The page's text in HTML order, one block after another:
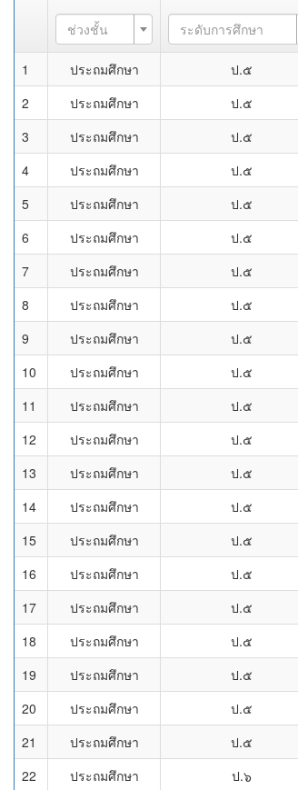
ช่วงชั้น ระดับการศึกษา
1 ประถมศึกษา ป.๕
2
ประถมศึกษา ป.๕
3
ประถมศึกษา ป.๕
4
ประถมศึกษา ป.๕
5
ประถมศึกษา ป.๕
6
ประถมศึกษา ป.๕
7
ประถมศึกษา ป.๕
8
ประถมศึกษา ป.๕
9
ประถมศึกษา ป.๕
10
ประถมศึกษา ป.๕
11
ประถมศึกษา ป.๕
12
ประถมศึกษา ป.๕
13
ประถมศึกษา ป.๕
14
ประถมศึกษา ป.๕
15
ประถมศึกษา ป.๕
16
ประถมศึกษา ป.๕
17
ประถมศึกษา ป.๕
18
ประถมศึกษา ป.๕
19
ประถมศึกษา ป.๕
20
ประถมศึกษา ป.๕
21
ประถมศึกษา ป.๕
22
ประถมศึกษา ป.๖